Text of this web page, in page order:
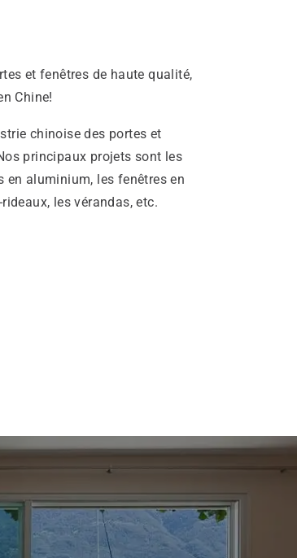
et fenêtres de haute qualité,
Chine!
chinoise des portes et
principaux projets sont les
en aluminium, les fenêtres en
les vérandas, etc.